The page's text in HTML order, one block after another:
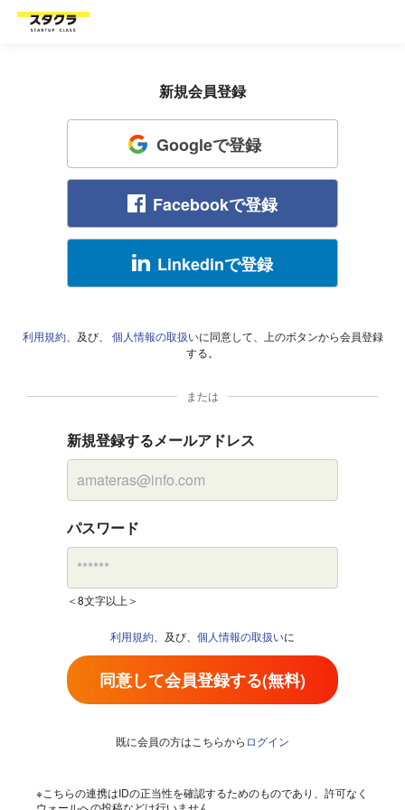
新規会員登録
Googleで登録
Facebookで登録
Linkedinで登録
利用規約、及び、 個人情報の取扱いに同意して、上のボタンから会員登録
する。
または
新規登録するメールアドレス
パスワード
＜8文字以上＞
利用規約 、及び、 個人情報の取扱いに
同意して会員登録する(無料)
既に会員の方はこちらから ログイン
※こちらの連携はIDの正当性を確認するためのものであり、許可なく
ウォールへの投稿などは行いません。